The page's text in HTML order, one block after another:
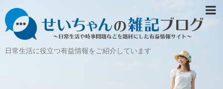
日常生活に役立つ有益情報をご紹介しています